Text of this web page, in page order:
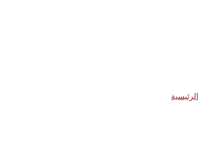
الرئيسية